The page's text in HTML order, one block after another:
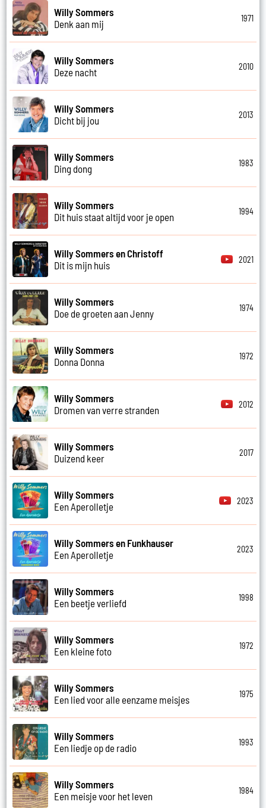
Willy Sommers
Denk aan mij
1971
Willy Sommers
Deze nacht
2010
Willy Sommers
Dicht bij jou
2013
Willy Sommers
Ding dong
1983
Willy Sommers
Dit huis staat altijd voor je open
1994
Willy Sommers en Christoff
Dit is mijn huis
2021
Willy Sommers
Doe de groeten aan Jenny
1974
Willy Sommers
Donna Donna
1972
Willy Sommers
Dromen van verre stranden
2012
Willy Sommers
Duizend keer
2017
Willy Sommers
Een Aperolletje
2023
Willy Sommers en Funkhauser
Een Aperolletje
2023
Willy Sommers
Een beetje verliefd
1998
Willy Sommers
Een kleine foto
1972
Willy Sommers
Een lied voor alle eenzame meisjes
1975
Willy Sommers
Een liedje op de radio
1993
Willy Sommers
Een meisje voor het leven
1984